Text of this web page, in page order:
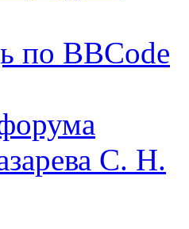
по BBCode
С. Н.